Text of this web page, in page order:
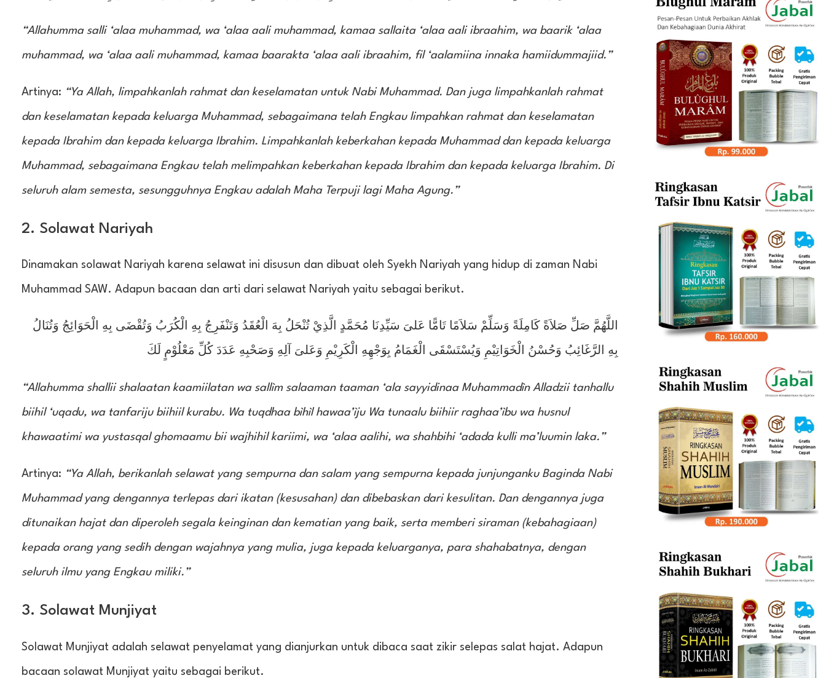
“Allahumma salli ‘alaa muhammad, wa ‘alaa aali muhammad, kamaa sallaita ‘alaa aali ibraahim, wa baarik ‘alaa
muhammad, wa ‘alaa aali muhammad, kamaa baarakta ‘alaa aali ibraahim, fil ‘aalamiina innaka hamiidummajiid.”
Artinya: “Ya Allah, limpahkanlah rahmat dan keselamatan untuk Nabi Muhammad. Dan juga limpahkanlah rahmat
dan keselamatan kepada keluarga Muhammad, sebagaimana telah Engkau limpahkan rahmat dan keselamatan
kepada Ibrahim dan kepada keluarga Ibrahim. Limpahkanlah keberkahan kepada Muhammad dan kepada keluarga
Muhammad, sebagaimana Engkau telah melimpahkan keberkahan kepada Ibrahim dan kepada keluarga Ibrahim. Di
seluruh alam semesta, sesungguhnya Engkau adalah Maha Terpuji lagi Maha Agung.”
2. Solawat Nariyah
Dinamakan solawat Nariyah karena selawat ini disusun dan dibuat oleh Syekh Nariyah yang hidup di zaman Nabi
Muhammad SAW. Adapun bacaan dan arti dari selawat Nariyah yaitu sebagai berikut.
اللَّهُمَّ صَلِّ صَلاَةً كَامِلَةً وَسَلِّمْ سَلاَمًا تَامًّا عَلىَ سَيِّدِنَا مُحَمَّدٍ الَّذِيْ تُنْحَلُ بِهَ الْعُقَدُ وَتَنْفَرِجُ بِهِ الْكُرَبُ وَتُقْضَى بِهِ الْحَوَائِجُ وَتُنَالُ
بِهِ الرَّغَائِبُ وَحُسْنُ الْخَوَاتِيْمِ وَيُسْتَسْقَى الْغَمَامُ بِوَجْهِهِ الْكَرِيْمِ وَعَلىَ آلِهِ وَصَحْبِهِ عَدَدَ كُلِّ مَعْلُوْمٍ لَكَ
“Allahumma shallii shalaatan kaamiilatan wa sallìm salaaman taaman ‘ala sayyidinaa Muhammadìn Alladzii tanhallu
biihil ‘uqadu, wa tanfariju biihiil kurabu. Wa tuqdhaa bìhìl hawaa’ìju Wa tunaalu biihiir raghaa’ìbu wa husnul
khawaatimi wa yustasqal ghomaamu bii wajhihil kariimi, wa ‘alaa aalihi, wa shahbihi ‘adada kulli ma’luumin laka.”
Artinya: “Ya Allah, berikanlah selawat yang sempurna dan salam yang sempurna kepada junjunganku Baginda Nabi
Muhammad yang dengannya terlepas dari ikatan (kesusahan) dan dibebaskan dari kesulitan. Dan dengannya juga
ditunaikan hajat dan diperoleh segala keinginan dan kematian yang baik, serta memberi siraman (kebahagiaan)
kepada orang yang sedih dengan wajahnya yang mulia, juga kepada keluarganya, para shahabatnya, dengan
seluruh ilmu yang Engkau miliki.”
3. Solawat Munjiyat
Solawat Munjiyat adalah selawat penyelamat yang dianjurkan untuk dibaca saat zikir selepas salat hajat. Adapun
bacaan solawat Munjiyat yaitu sebagai berikut.